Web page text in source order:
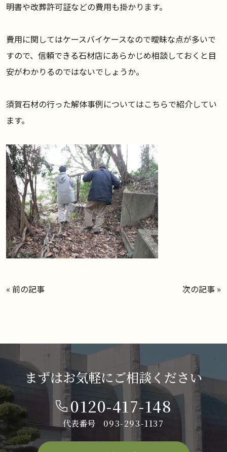
明書や改葬許可証などの費用も掛かります。
費用に関してはケースバイケースなので曖昧な点が多いで
すので、信頼できる石材店にあらかじめ相談しておくと目
安がわかりるのではないでしょうか。
須賀石材の行った解体事例についてはこちらで紹介してい
ます。
« 前の記事 次の記事 »
まずはお気軽にご相談ください
0120-417-148
代表番号 093-293-1137